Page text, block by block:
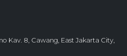
Kav. 8, Cawang, East Jakarta City,